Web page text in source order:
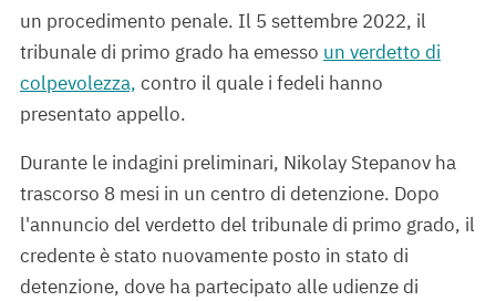
un procedimento penale. Il 5 settembre 2022, il
tribunale di primo grado ha emesso un verdetto di
colpevolezza, contro il quale i fedeli hanno
presentato appello.
Durante le indagini preliminari, Nikolay Stepanov ha
trascorso 8 mesi in un centro di detenzione. Dopo
l'annuncio del verdetto del tribunale di primo grado, il
credente è stato nuovamente posto in stato di
detenzione, dove ha partecipato alle udienze di